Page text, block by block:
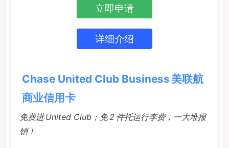
立即申请
详细介绍
Chase United Club Business 美联航
商业信用卡
免费进 United Club；免 2 件托运行李费，一大堆报
销！